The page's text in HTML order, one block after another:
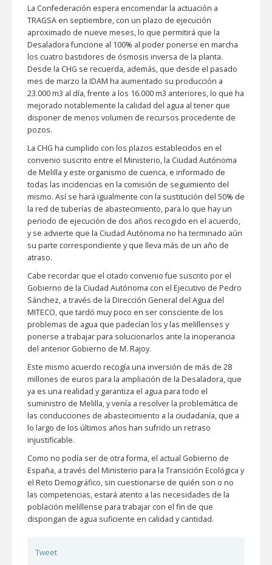
La Confederación espera encomendar la actuación a
TRAGSA en septiembre, con un plazo de ejecución
aproximado de nueve meses, lo que permitirá que la
Desaladora funcione al 100% al poder ponerse en marcha
los cuatro bastidores de ósmosis inversa de la planta.
Desde la CHG se recuerda, además, que desde el pasado
mes de marzo la IDAM ha aumentado su producción a
23.000 m3 al día, frente a los 16.000 m3 anteriores, lo que ha
mejorado notablemente la calidad del agua al tener que
disponer de menos volumen de recursos procedente de
pozos.
La CHG ha cumplido con los plazos establecidos en el
convenio suscrito entre el Ministerio, la Ciudad Autónoma
de Melilla y este organismo de cuenca, e informado de
todas las incidencias en la comisión de seguimiento del
mismo. Así se hará igualmente con la sustitución del 50% de
la red de tuberías de abastecimiento, para lo que hay un
periodo de ejecución de dos años recogido en el acuerdo,
y se advierte que la Ciudad Autónoma no ha terminado aún
su parte correspondiente y que lleva más de un año de
atraso.
Cabe recordar que el citado convenio fue suscrito por el
Gobierno de la Ciudad Autónoma con el Ejecutivo de Pedro
Sánchez, a través de la Dirección General del Agua del
MITECO, que tardó muy poco en ser consciente de los
problemas de agua que padecían los y las melillenses y
ponerse a trabajar para solucionarlos ante la inoperancia
del anterior Gobierno de M. Rajoy.
Este mismo acuerdo recogía una inversión de más de 28
millones de euros para la ampliación de la Desaladora, que
ya es una realidad y garantiza el agua para todo el
suministro de Melilla, y venía a resolver la problemática de
las conducciones de abastecimiento a la ciudadanía, que a
lo largo de los últimos años han sufrido un retraso
injustificable.
Como no podía ser de otra forma, el actual Gobierno de
España, a través del Ministerio para la Transición Ecológica y
el Reto Demográfico, sin cuestionarse de quién son o no
las competencias, estará atento a las necesidades de la
población melillense para trabajar con el fin de que
dispongan de agua suficiente en calidad y cantidad.
Tweet